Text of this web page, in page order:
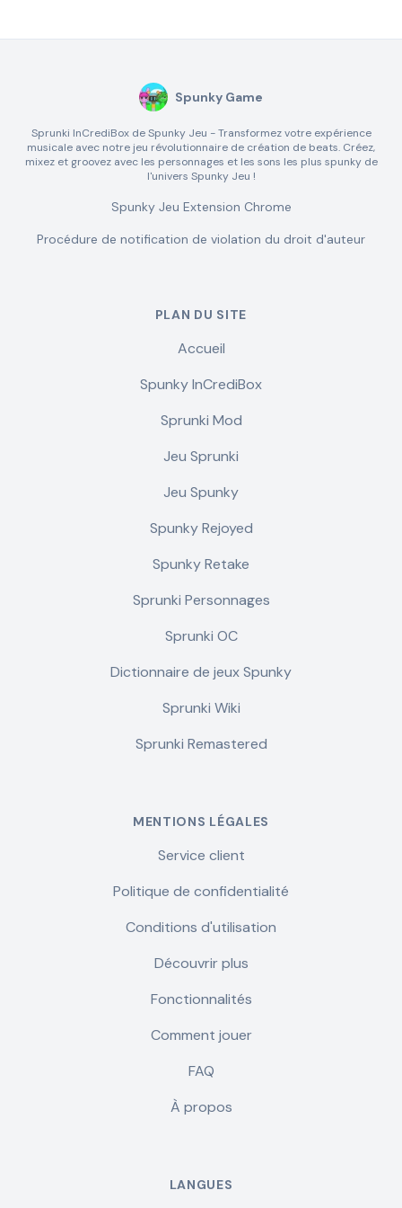
Spunky Game
Sprunki InCrediBox de Spunky Jeu - Transformez votre expérience
musicale avec notre jeu révolutionnaire de création de beats. Créez,
mixez et groovez avec les personnages et les sons les plus spunky de
l'univers Spunky Jeu !
Spunky Jeu Extension Chrome
Procédure de notification de violation du droit d'auteur
PLAN DU SITE
Accueil
Spunky InCrediBox
Sprunki Mod
Jeu Sprunki
Jeu Spunky
Spunky Rejoyed
Spunky Retake
Sprunki Personnages
Sprunki OC
Dictionnaire de jeux Spunky
Sprunki Wiki
Sprunki Remastered
MENTIONS LÉGALES
Service client
Politique de confidentialité
Conditions d'utilisation
Découvrir plus
Fonctionnalités
Comment jouer
FAQ
À propos
LANGUES